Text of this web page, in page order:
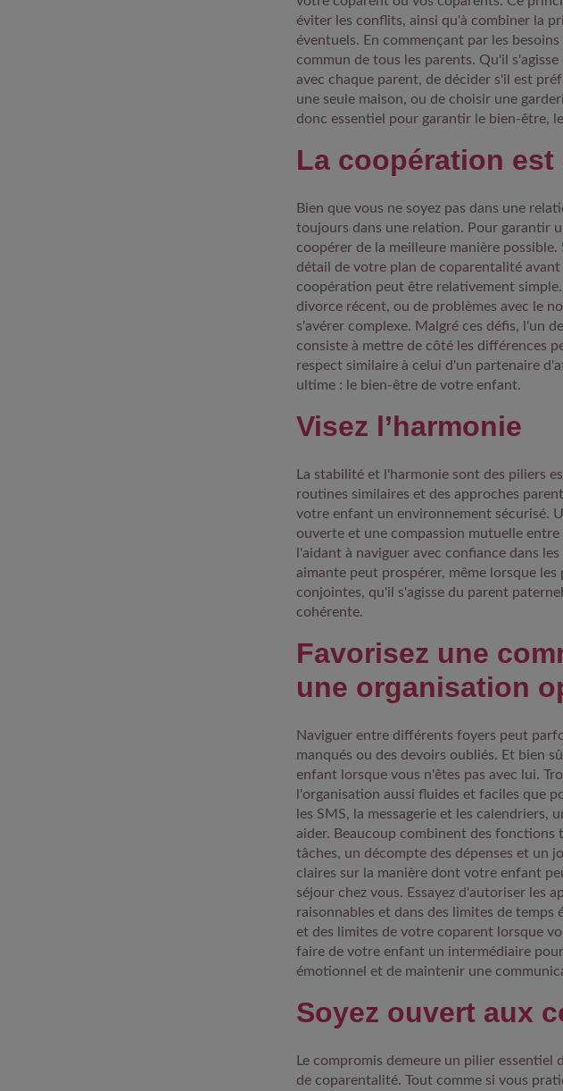
éviter les conflits, ainsi qu'à combiner la
éventuels. En commençant par les
commun de tous les parents. Qu'il
avec chaque parent, de décider s'il est
une seule maison, ou de choisir une
donc essentiel pour garantir le bien-être,
La coopération
Bien que vous ne soyez pas dans une
toujours dans une relation. Pour garantir
coopérer de la meilleure manière
détail de votre plan de coparentalité
coopération peut être relativement
divorce récent, ou de problèmes avec le
s'avérer complexe. Malgré ces défis, l'un
consiste à mettre de côté les différences
respect similaire à celui d'un partenaire
ultime : le bien-être de votre enfant.
Visez l’harmonie
La stabilité et l'harmonie sont des piliers
routines similaires et des approches
votre enfant un environnement sécurisé.
ouverte et une compassion mutuelle
l'aidant à naviguer avec confiance dans
aimante peut prospérer, même lorsque
conjointes, qu'il s'agisse du parent
cohérente.
Favorisez une
une organisation
Naviguer entre différents foyers peut
manqués ou des devoirs oubliés. Et bien
enfant lorsque vous n'êtes pas avec lui.
l'organisation aussi fluides et faciles que
les SMS, la messagerie et les
aider. Beaucoup combinent des fonctions
tâches, un décompte des dépenses et un
claires sur la manière dont votre enfant
séjour chez vous. Essayez d'autoriser les
raisonnables et dans des limites de
et des limites de votre coparent lorsque
faire de votre enfant un intermédiaire
émotionnel et de maintenir une
Soyez ouvert aux
Le compromis demeure un pilier
de coparentalité. Tout comme si vous